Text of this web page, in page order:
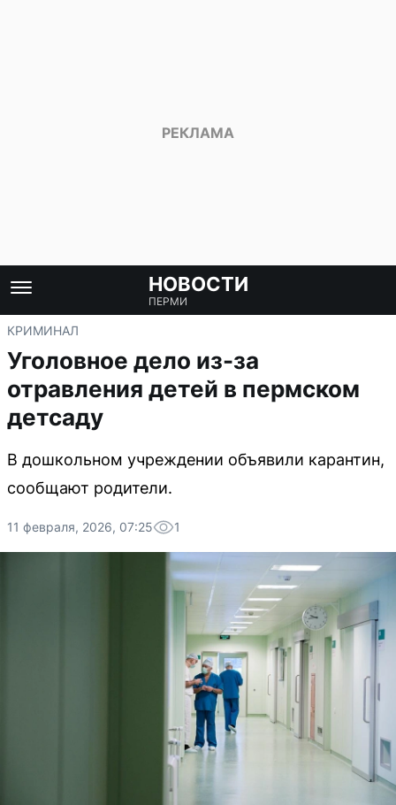
НОВОСТИ
ПЕРМИ
КРИМИНАЛ
Уголовное дело из-за
отравления детей в пермском
детсаду
В дошкольном учреждении объявили карантин,
сообщают родители.
11 февраля, 2026, 07:25 1